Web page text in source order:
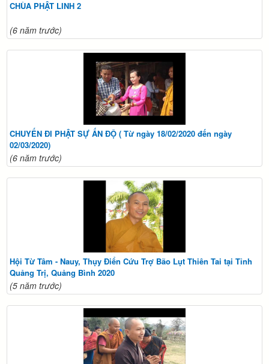
CHÙA PHẬT LINH 2
(6 năm trước)
CHUYẾN ĐI PHẬT SỰ ẤN ĐỘ ( Từ ngày 18/02/2020 đến ngày
02/03/2020)
(6 năm trước)
Hội Từ Tâm - Nauy, Thụy Điển Cứu Trợ Bão Lụt Thiên Tai tại Tỉnh
Quảng Trị, Quảng Bình 2020
(5 năm trước)